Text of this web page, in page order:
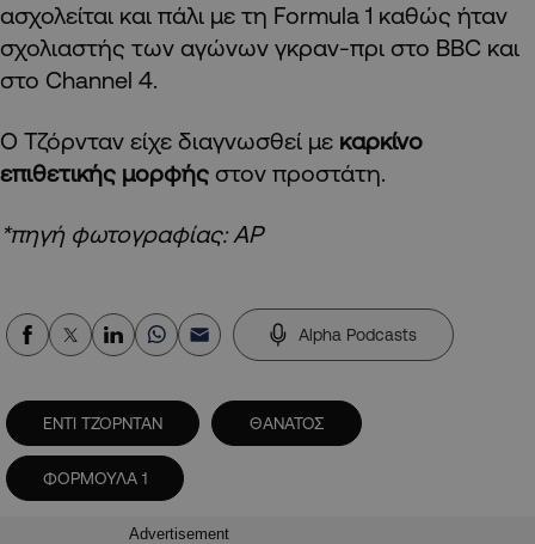
ασχολείται και πάλι με τη Formula 1 καθώς ήταν
σχολιαστής των αγώνων γκραν-πρι στο BBC και
στο Channel 4.
Ο Τζόρνταν είχε διαγνωσθεί με καρκίνο
επιθετικής μορφής στον προστάτη.
*πηγή φωτογραφίας: ΑΡ
Alpha Podcasts
ΕΝΤΙ ΤΖΟΡΝΤΑΝ ΘΑΝΑΤΟΣ
ΦΟΡΜΟΥΛΑ 1
Advertisement